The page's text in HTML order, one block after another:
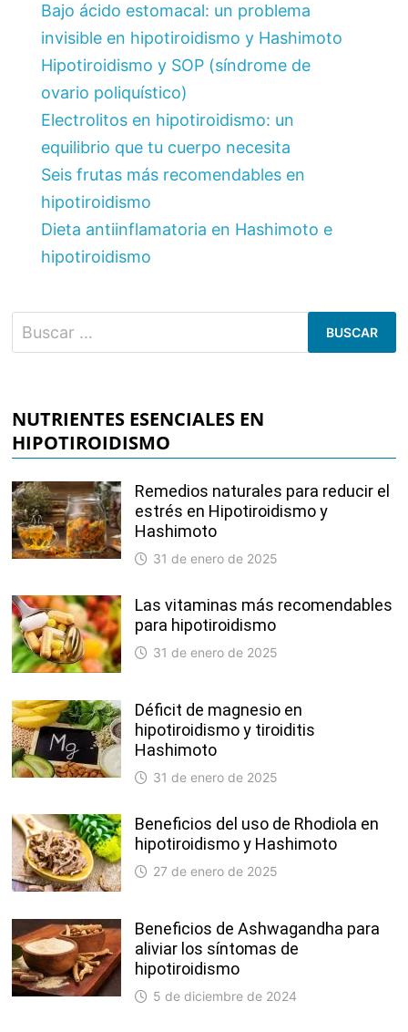
Bajo ácido estomacal: un problema
invisible en hipotiroidismo y Hashimoto
Hipotiroidismo y SOP (síndrome de
ovario poliquístico)
Electrolitos en hipotiroidismo: un
equilibrio que tu cuerpo necesita
Seis frutas más recomendables en
hipotiroidismo
Dieta antiinflamatoria en Hashimoto e
hipotiroidismo
Buscar:
NUTRIENTES ESENCIALES EN
HIPOTIROIDISMO
Remedios naturales para reducir el
estrés en Hipotiroidismo y
Hashimoto
31 de enero de 2025
Las vitaminas más recomendables
para hipotiroidismo
31 de enero de 2025
Déficit de magnesio en
hipotiroidismo y tiroiditis
Hashimoto
31 de enero de 2025
Beneficios del uso de Rhodiola en
hipotiroidismo y Hashimoto
27 de enero de 2025
Beneficios de Ashwagandha para
aliviar los síntomas de
hipotiroidismo
5 de diciembre de 2024